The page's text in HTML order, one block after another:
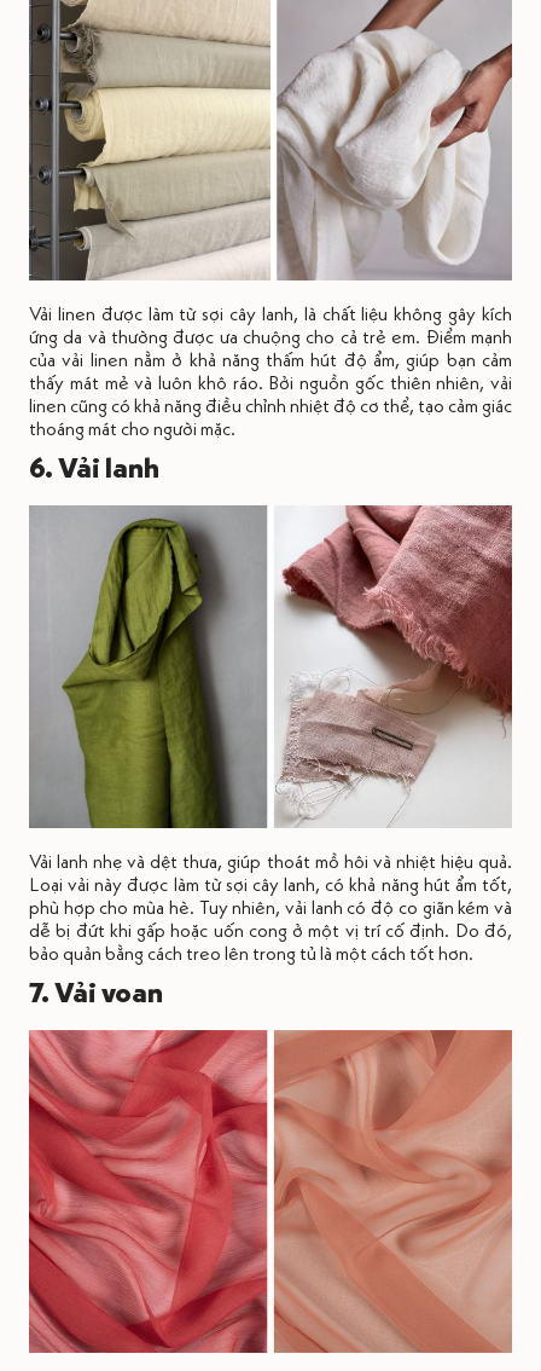
Vải linen được làm từ sợi cây lanh, là chất liệu không gây kích
ứng da và thường được ưa chuộng cho cả trẻ em. Điểm mạnh
của vải linen nằm ở khả năng thấm hút độ ẩm, giúp bạn cảm
thấy mát mẻ và luôn khô ráo. Bởi nguồn gốc thiên nhiên, vải
linen cũng có khả năng điều chỉnh nhiệt độ cơ thể, tạo cảm giác
thoáng mát cho người mặc.
6. Vải lanh
Vải lanh nhẹ và dệt thưa, giúp thoát mồ hôi và nhiệt hiệu quả.
Loại vải này được làm từ sợi cây lanh, có khả năng hút ẩm tốt,
phù hợp cho mùa hè. Tuy nhiên, vải lanh có độ co giãn kém và
dễ bị đứt khi gấp hoặc uốn cong ở một vị trí cố định. Do đó,
bảo quản bằng cách treo lên trong tủ là một cách tốt hơn.
7. Vải voan